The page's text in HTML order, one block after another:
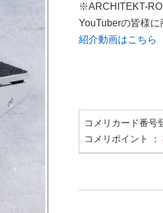
※ARCHITEKT-
YouTuberの皆様に
紹介動画はこちら
コメリカード番号
コメリポイント ：